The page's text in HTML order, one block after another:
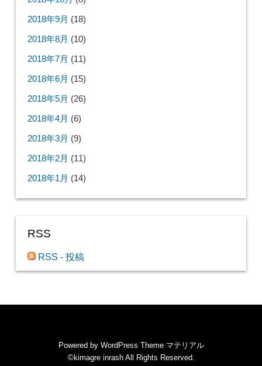
2018年9月 (18)
2018年8月 (10)
2018年7月 (11)
2018年6月 (15)
2018年5月 (26)
2018年4月 (6)
2018年3月 (9)
2018年2月 (11)
2018年1月 (14)
RSS
RSS - 投稿
Powered by WordPress Theme マテリアル
©kimagre inrashAll Rights Reserved.